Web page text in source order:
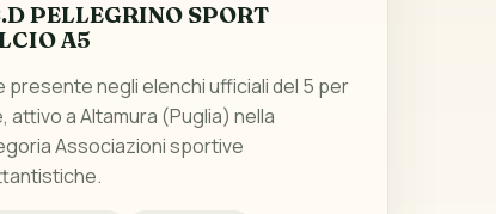
PELLEGRINO SPORT
A5
presente negli elenchi ufficiali del 5 per
attivo a Altamura (Puglia) nella
Associazioni sportive